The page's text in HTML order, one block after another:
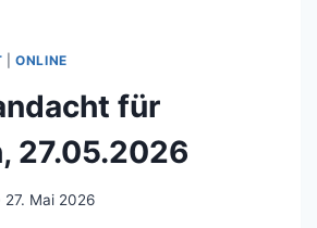
|ONLINE
für
27.05.2026
27. Mai 2026